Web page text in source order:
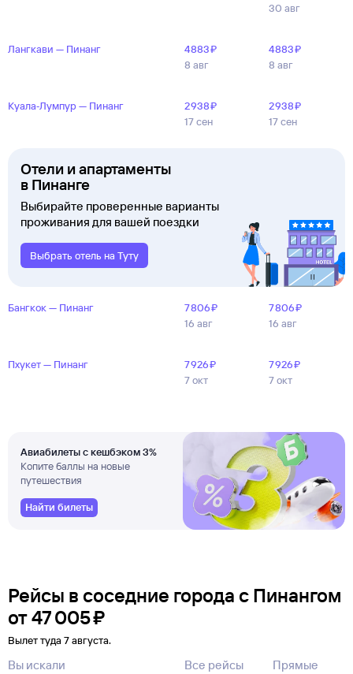
30 авг
Лангкави — Пинанг
4 ⁠883 ⁠₽
8 авг
4 ⁠883 ⁠₽
8 авг
Куала‑Лумпур — Пинанг
2 ⁠938 ⁠₽
17 сен
2 ⁠938 ⁠₽
17 сен
Отели и апартаменты
в Пинанге
Выбирайте проверенные варианты
проживания для вашей поездки
Выбрать отель на Туту
Бангкок — Пинанг
7 ⁠806 ⁠₽
16 авг
7 ⁠806 ⁠₽
16 авг
Пхукет — Пинанг
7 ⁠926 ⁠₽
7 окт
7 ⁠926 ⁠₽
7 окт
Авиабилеты с кешбэком 3%
Копите баллы на новые
путешествия
Найти билеты
Рейсы в соседние города с Пинангом
от47 ⁠005 ⁠₽
Вылет туда 7 августа.
Вы искали Все рейсы Прямые